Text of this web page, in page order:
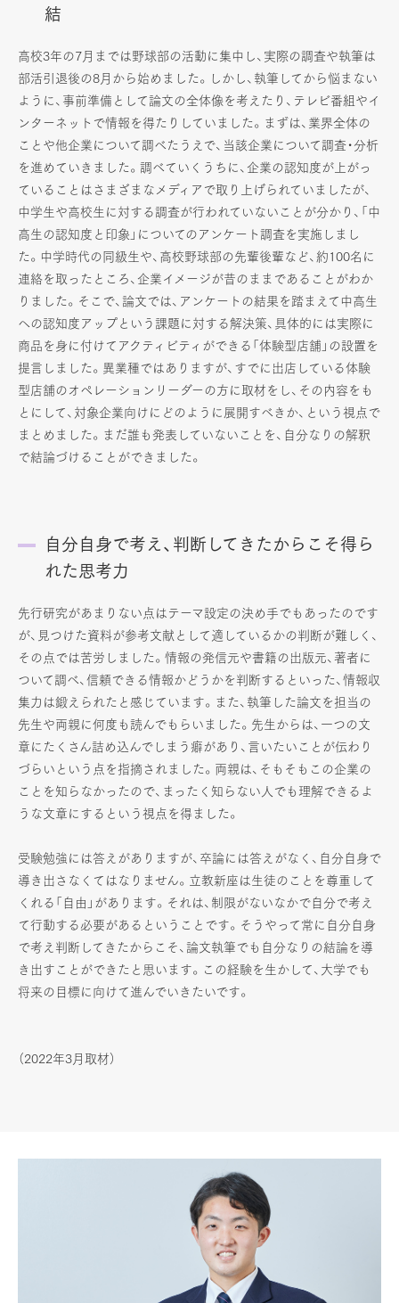
結
高校3年の7月までは野球部の活動に集中し、実際の調査や執筆は
部活引退後の8月から始めました。しかし、執筆してから悩まない
ように、事前準備として論文の全体像を考えたり、テレビ番組やイ
ンターネットで情報を得たりしていました。まずは、業界全体の
ことや他企業について調べたうえで、当該企業について調査・分析
を進めていきました。調べていくうちに、企業の認知度が上がっ
ていることはさまざまなメディアで取り上げられていましたが、
中学生や高校生に対する調査が行われていないことが分かり、「中
高生の認知度と印象」についてのアンケート調査を実施しまし
た。中学時代の同級生や、高校野球部の先輩後輩など、約100名に
連絡を取ったところ、企業イメージが昔のままであることがわか
りました。そこで、論文では、アンケートの結果を踏まえて中高生
への認知度アップという課題に対する解決策、具体的には実際に
商品を身に付けてアクティビティができる「体験型店舗」の設置を
提言しました。異業種ではありますが、すでに出店している体験
型店舗のオペレーションリーダーの方に取材をし、その内容をも
とにして、対象企業向けにどのように展開すべきか、という視点で
まとめました。まだ誰も発表していないことを、自分なりの解釈
で結論づけることができました。
自分自身で考え、判断してきたからこそ得ら
れた思考力
先行研究があまりない点はテーマ設定の決め手でもあったのです
が、見つけた資料が参考文献として適しているかの判断が難しく、
その点では苦労しました。情報の発信元や書籍の出版元、著者に
ついて調べ、信頼できる情報かどうかを判断するといった、情報収
集力は鍛えられたと感じています。また、執筆した論文を担当の
先生や両親に何度も読んでもらいました。先生からは、一つの文
章にたくさん詰め込んでしまう癖があり、言いたいことが伝わり
づらいという点を指摘されました。両親は、そもそもこの企業の
ことを知らなかったので、まったく知らない人でも理解できるよ
うな文章にするという視点を得ました。
受験勉強には答えがありますが、卒論には答えがなく、自分自身で
導き出さなくてはなりません。立教新座は生徒のことを尊重して
くれる「自由」があります。それは、制限がないなかで自分で考え
て行動する必要があるということです。そうやって常に自分自身
で考え判断してきたからこそ、論文執筆でも自分なりの結論を導
き出すことができたと思います。この経験を生かして、大学でも
将来の目標に向けて進んでいきたいです。
（2022年3月取材）